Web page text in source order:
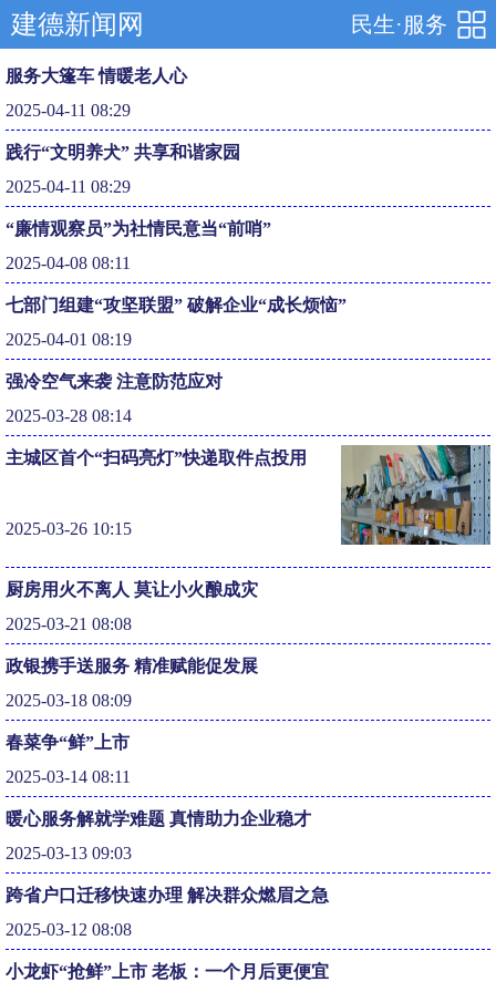
民生·服务
建德新闻网
服务大篷车 情暖老人心
2025-04-11 08:29
践行“文明养犬” 共享和谐家园
2025-04-11 08:29
“廉情观察员”为社情民意当“前哨”
2025-04-08 08:11
七部门组建“攻坚联盟” 破解企业“成长烦恼”
2025-04-01 08:19
强冷空气来袭 注意防范应对
2025-03-28 08:14
主城区首个“扫码亮灯”快递取件点投用
2025-03-26 10:15
厨房用火不离人 莫让小火酿成灾
2025-03-21 08:08
政银携手送服务 精准赋能促发展
2025-03-18 08:09
春菜争“鲜”上市
2025-03-14 08:11
暖心服务解就学难题 真情助力企业稳才
2025-03-13 09:03
跨省户口迁移快速办理 解决群众燃眉之急
2025-03-12 08:08
小龙虾“抢鲜”上市 老板：一个月后更便宜